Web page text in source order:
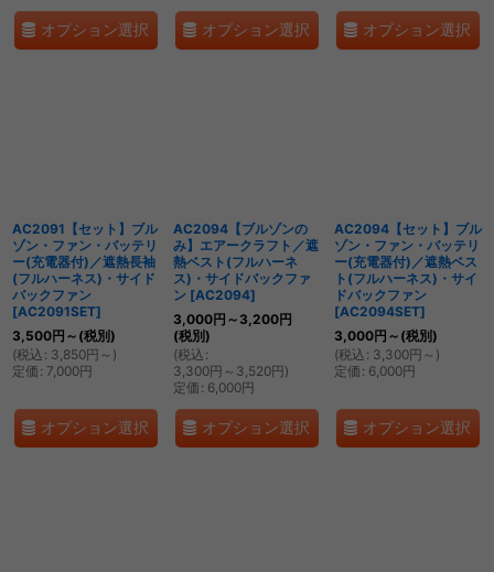
オプション選択 オプション選択 オプション選択
AC2091【セット】ブル
ゾン・ファン・バッテリ
ー(充電器付)／遮熱長袖
(フルハーネス)・サイド
バックファン
[AC2091SET]
3,500円 ～ (税別)
(税込 : 3,850円 ～ )
定価 : 7,000円
オプション選択
AC2094【ブルゾンの
み】エアークラフト／遮
熱ベスト(フルハーネ
ス)・サイドバックファ
ン [AC2094]
3,000円 ～3,200円
(税別)
(税込 :
3,300円 ～3,520円)
定価 : 6,000円
オプション選択
AC2094【セット】ブル
ゾン・ファン・バッテリ
ー(充電器付)／遮熱ベス
ト(フルハーネス)・サイ
ドバックファン
[AC2094SET]
3,000円 ～ (税別)
(税込 : 3,300円 ～ )
定価 : 6,000円
オプション選択